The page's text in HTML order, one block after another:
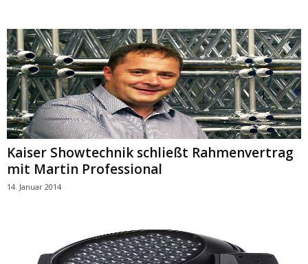
Kaiser Showtechnik schließt Rahmenvertrag
mit Martin Professional
14. Januar 2014